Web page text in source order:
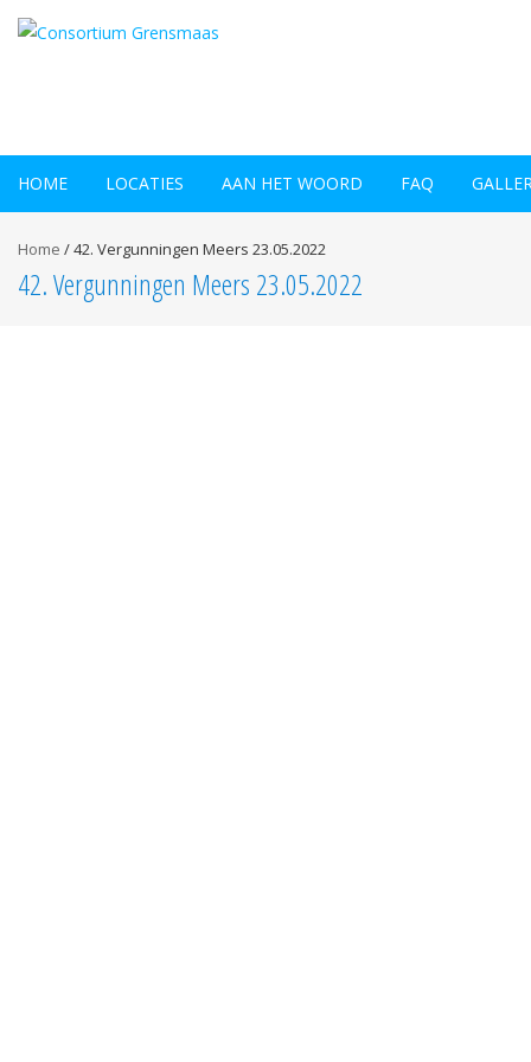
HOME LOCATIES AAN HET WOORD FAQ
Home /42. Vergunningen Meers 23.05.2022
42. Vergunningen Meers 23.05.2022